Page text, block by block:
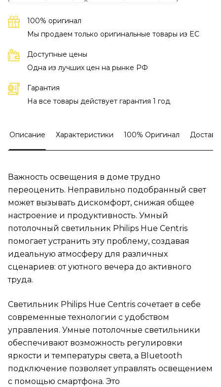
100% оригинал
Мы продаем только оригинальные товары из EC
Доступные цены
Одна из лучших цен на рынке РФ
Гарантия
На все товары действует гарантия 1 год
Описание Характеристики 100% Оригинал
Важность освещения в доме трудно
переоценить. Неправильно подобранный свет
может вызывать дискомфорт, снижая общее
настроение и продуктивность. Умный
потолочный светильник Philips Hue Centris
помогает устранить эту проблему, создавая
идеальную атмосферу для различных
сценариев: от уютного вечера до активного
труда.
Светильник Philips Hue Centris сочетает в себе
современные технологии с удобством
управления. Умные потолочные светильники
обеспечивают возможность регулировки
яркости и температуры света, а Bluetooth
подключение позволяет управлять освещением
с помощью смартфона. Это